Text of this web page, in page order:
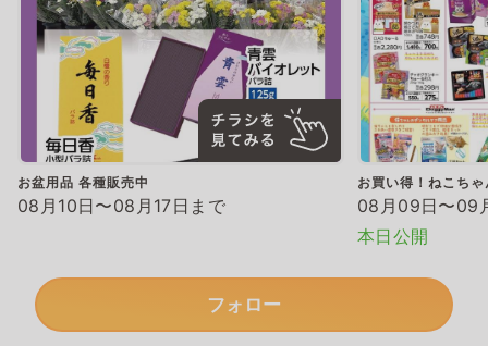
お盆用品 各種販売中
08月10日〜08月17日まで
お買い得！ねこち
08月09日〜09
本日公開
フォロー